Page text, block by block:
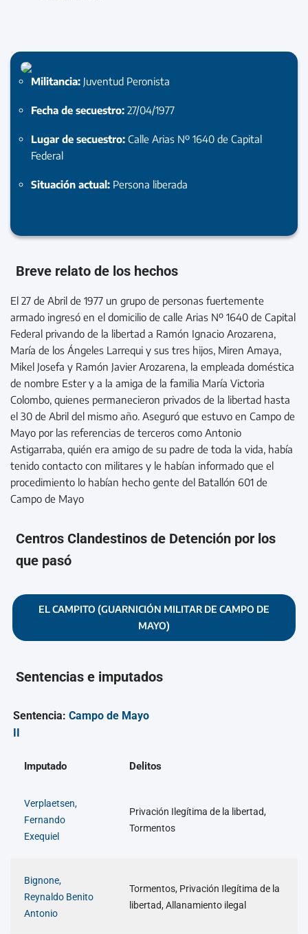
Militancia: Juventud Peronista
Fecha de secuestro: 27/04/1977
Lugar de secuestro: Calle Arias Nº 1640 de Capital
Federal
Situación actual: Persona liberada
Breve relato de los hechos
El 27 de Abril de 1977 un grupo de personas fuertemente
armado ingresó en el domicilio de calle Arias Nº 1640 de Capital
Federal privando de la libertad a Ramón Ignacio Arozarena,
María de los Ángeles Larrequi y sus tres hijos, Miren Amaya,
Mikel Josefa y Ramón Javier Arozarena, la empleada doméstica
de nombre Ester y a la amiga de la familia María Victoria
Colombo, quienes permanecieron privados de la libertad hasta
el 30 de Abril del mismo año. Aseguró que estuvo en Campo de
Mayo por las referencias de terceros como Antonio
Astigarraba, quién era amigo de su padre de toda la vida, había
tenido contacto con militares y le habían informado que el
procedimiento lo habían hecho gente del Batallón 601 de
Campo de Mayo
Centros Clandestinos de Detención por los
que pasó
EL CAMPITO (GUARNICIÓN MILITAR DE CAMPO DE
MAYO)
Sentencias e imputados
Sentencia:Campo de Mayo
II
Imputado Delitos
Verplaetsen,
Fernando
Exequiel
Privación Ilegítima de la libertad,
Tormentos
Bignone,
Reynaldo Benito
Antonio
Tormentos, Privación Ilegítima de la
libertad, Allanamiento ilegal